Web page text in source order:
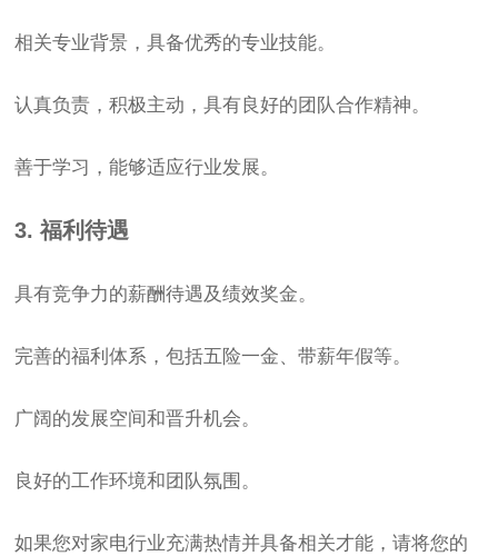
相关专业背景，具备优秀的专业技能。
认真负责，积极主动，具有良好的团队合作精神。
善于学习，能够适应行业发展。
3. 福利待遇
具有竞争力的薪酬待遇及绩效奖金。
完善的福利体系，包括五险一金、带薪年假等。
广阔的发展空间和晋升机会。
良好的工作环境和团队氛围。
如果您对家电行业充满热情并具备相关才能，请将您的